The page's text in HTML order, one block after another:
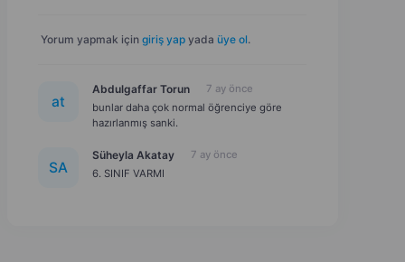
Yorum yapmak için giriş yap yada üye ol.
at
Abdulgaffar Torun
7 ay önce
bunlar daha çok normal öğrenciye göre
hazırlanmış sanki.
SA
Süheyla Akatay
7 ay önce
6. SINIF VARMI